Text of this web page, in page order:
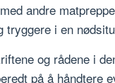
andre
tryggere i en
og rådene i
på å håndtere